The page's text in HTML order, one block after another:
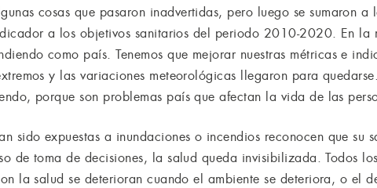
cosas que pasaron inadvertidas, pero luego se sumaron
a los objetivos sanitarios del periodo 2010-2020. En la
como país. Tenemos que mejorar nuestras métricas e
y las variaciones meteorológicas llegaron para
porque son problemas país que afectan la vida de las
sido expuestas a inundaciones o incendios reconocen que su
de toma de decisiones, la salud queda invisibilizada. Todos
la salud se deterioran cuando el ambiente se deteriora, o el